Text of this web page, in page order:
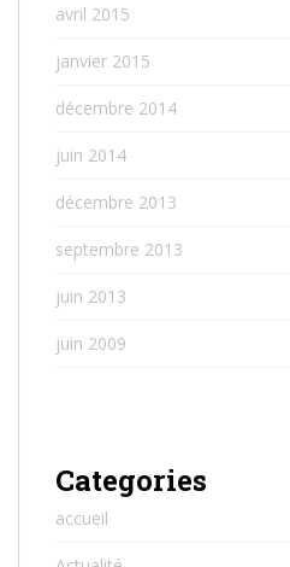
avril 2015
janvier 2015
décembre 2014
juin 2014
décembre 2013
septembre 2013
juin 2013
juin 2009
Categories
accueil